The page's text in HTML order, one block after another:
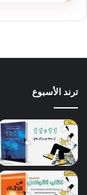
ترند الأسبوع